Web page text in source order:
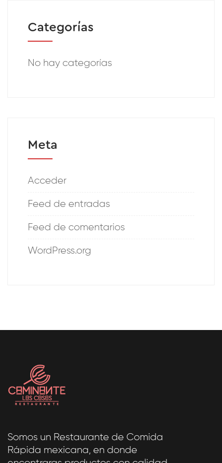
Categorías
No hay categorías
Meta
Acceder
Feed de entradas
Feed de comentarios
WordPress.org
Somos un Restaurante de Comida
Rápida mexicana, en donde